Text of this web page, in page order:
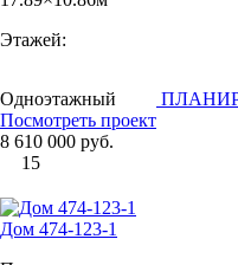
Этажей:
Одноэтажный
Посмотреть проект
8 610 000 руб.
15
Дом 474-123-1